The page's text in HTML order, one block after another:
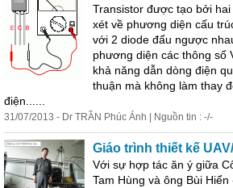
Transistor được tạo bởi
xét về phương diện cấu
với 2 diode đấu ngược
phương diện các thông số
khả năng dẫn dòng điện
thuận mà không làm thay
điện......
31/07/2013 - Dr TRẦN Phúc Ánh | Nguồn tin : -/-
Giáo trình thiết kế
Với sự hợp tác ăn ý giữa
Tam Hùng và ông Bùi